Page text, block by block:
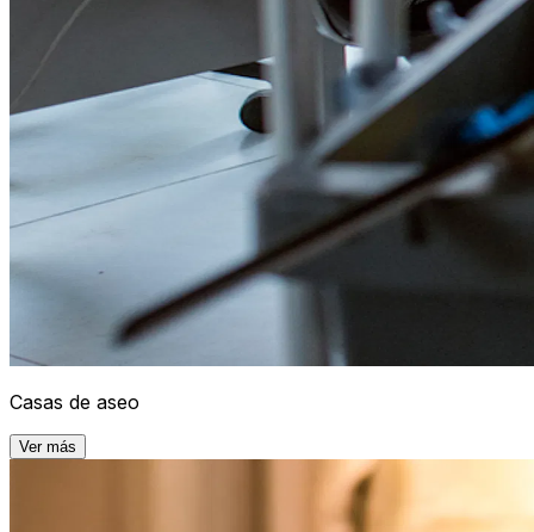
Casas de aseo
Ver más